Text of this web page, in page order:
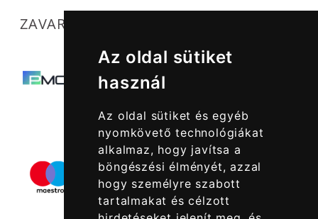
Az oldal sütiket
használ
Az oldal sütiket és egyéb
nyomkövető technológiákat
alkalmaz, hogy javítsa a
böngészési élményét, azzal
hogy személyre szabott
tartalmakat és célzott
ZAVARTALAN MŰKÖDÉSÜNKET SEGÍTIK